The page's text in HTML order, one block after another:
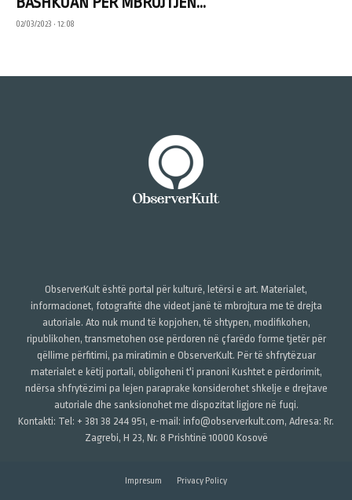
02/03/2023 • 12:08
ObserverKult është portal për kulturë, letërsi e art. Materialet,
informacionet, fotografitë dhe videot janë të mbrojtura me të drejta
autoriale. Ato nuk mund të kopjohen, të shtypen, modifikohen,
ripublikohen, transmetohen ose përdoren në çfarëdo forme tjetër për
qëllime përfitimi, pa miratimin e ObserverKult. Për të shfrytëzuar
materialet e këtij portali, obligoheni t'i pranoni Kushtet e përdorimit,
ndërsa shfrytëzimi pa lejen paraprake konsiderohet shkelje e drejtave
autoriale dhe sanksionohet me dispozitat ligjore në fuqi.
Kontakti: Tel: + 381 38 244 951, e-mail: info@observerkult.com, Adresa: Rr.
Zagrebi, H 23, Nr. 8 Prishtinë 10000 Kosovë
Impresum Privacy Policy